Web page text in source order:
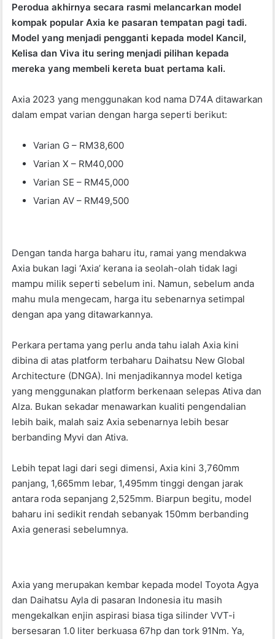
c
e
b
o
o
k
at
s
A
p
p
itt
er
Perodua akhirnya secara rasmi melancarkan model
kompak popular Axia ke pasaran tempatan pagi tadi.
Model yang menjadi pengganti kepada model Kancil,
Kelisa dan Viva itu sering menjadi pilihan kepada
mereka yang membeli kereta buat pertama kali.
Axia 2023 yang menggunakan kod nama D74A ditawarkan
dalam empat varian dengan harga seperti berikut:
Varian G – RM38,600
Varian X – RM40,000
Varian SE – RM45,000
Varian AV – RM49,500
Dengan tanda harga baharu itu, ramai yang mendakwa
Axia bukan lagi ‘Axia’ kerana ia seolah-olah tidak lagi
mampu milik seperti sebelum ini. Namun, sebelum anda
mahu mula mengecam, harga itu sebenarnya setimpal
dengan apa yang ditawarkannya.
Perkara pertama yang perlu anda tahu ialah Axia kini
dibina di atas platform terbaharu Daihatsu New Global
Architecture (DNGA). Ini menjadikannya model ketiga
yang menggunakan platform berkenaan selepas Ativa dan
Alza. Bukan sekadar menawarkan kualiti pengendalian
lebih baik, malah saiz Axia sebenarnya lebih besar
berbanding Myvi dan Ativa.
Lebih tepat lagi dari segi dimensi, Axia kini 3,760mm
panjang, 1,665mm lebar, 1,495mm tinggi dengan jarak
antara roda sepanjang 2,525mm. Biarpun begitu, model
baharu ini sedikit rendah sebanyak 150mm berbanding
Axia generasi sebelumnya.
Axia yang merupakan kembar kepada model Toyota Agya
dan Daihatsu Ayla di pasaran Indonesia itu masih
mengekalkan enjin aspirasi biasa tiga silinder VVT-i
bersesaran 1.0 liter berkuasa 67hp dan tork 91Nm. Ya,